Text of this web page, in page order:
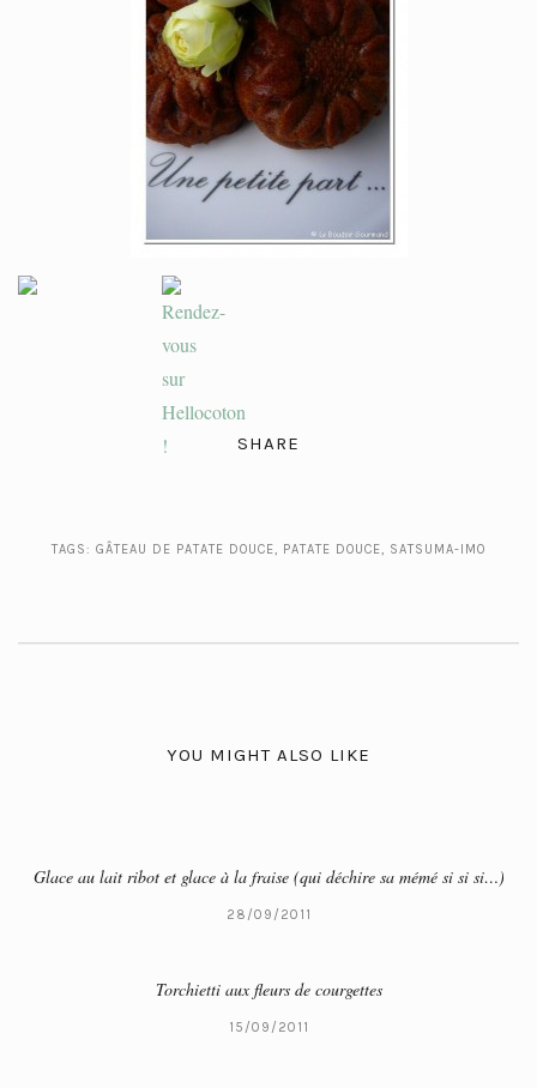
SHARE
TAGS: GÂTEAU DE PATATE DOUCE, PATATE DOUCE, SATSUMA-IMO
YOU MIGHT ALSO LIKE
Glace au lait ribot et glace à la fraise (qui déchire sa mémé si si si…)
28/09/2011
Torchietti aux fleurs de courgettes
15/09/2011